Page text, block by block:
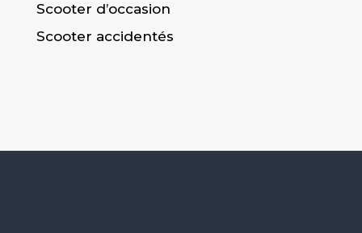
Scooter d’occasion
Scooter accidentés